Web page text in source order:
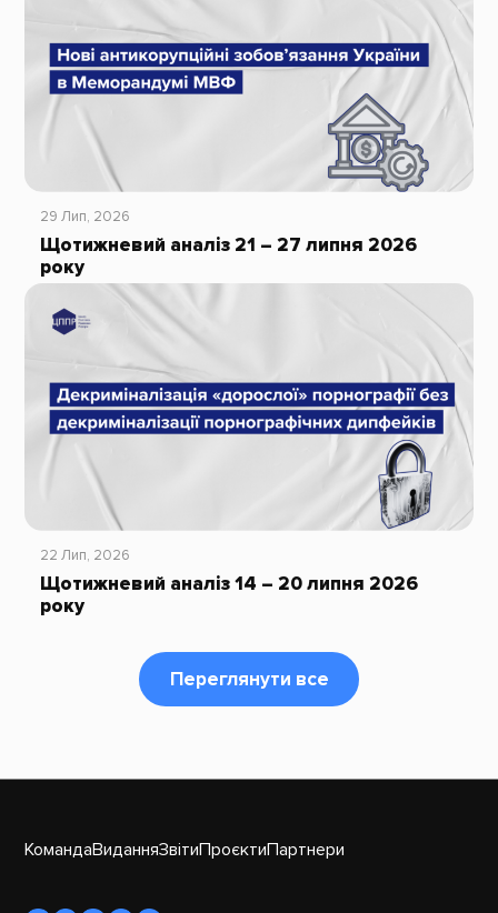
29 Лип, 2026
Щотижневий аналіз 21 – 27 липня 2026
року
22 Лип, 2026
Щотижневий аналіз 14 – 20 липня 2026
року
Переглянути все
КомандаВиданняЗвітиПроєктиПартнери